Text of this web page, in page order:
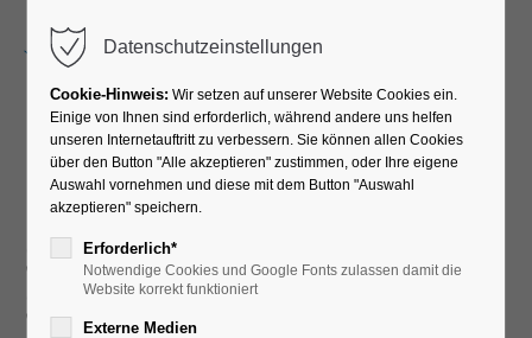
Fit ins Beste Alter -
Leichte Gymnastik für
Senioren im Sitzen und
Stehen
Datenschutzeinstellungen
Cookie-Hinweis: Wir setzen auf unserer Website Cookies ein.
Einige von Ihnen sind erforderlich, während andere uns helfen
unseren Internetauftritt zu verbessern. Sie können allen Cookies
über den Button "Alle akzeptieren" zustimmen, oder Ihre eigene
Auswahl vornehmen und diese mit dem Button "Auswahl
akzeptieren" speichern.
Erforderlich*
Notwendige Cookies und Google Fonts zulassen damit die
Website korrekt funktioniert
Externe Medien